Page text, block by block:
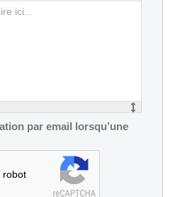
par email lorsqu’une
robot